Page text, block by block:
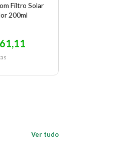
Filtro Solar
200ml
61,11
Ver tudo